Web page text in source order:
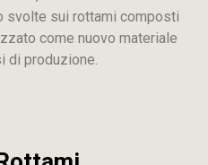
svolte sui rottami composti
come nuovo materiale
di produzione.